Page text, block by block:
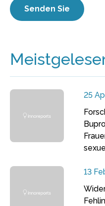
25
13